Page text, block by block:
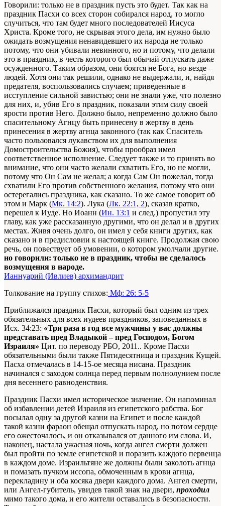
Говорили: только не в праздник пусть это будет. Так как на
праздник Пасхи со всех сторон собирался народ, то могло
случиться, что там будет много последователей Иисуса
Христа. Кроме того, не скрывая этого дела, им нужно было
ожидать возмущения ненавидевшего их народа не только
потому, что они убивали невинного, но и потому, что делали
это в праздник, в честь которого был обычай отпускать даже
осужденного. Таким образом, они боятся не Бога, но везде –
людей. Хотя они так решили, однако не выдержали, и, найдя
предателя, воспользовались случаем; приведенные в
исступление сильной завистью; они не знали уже, что полезно
для них, и, убив Его в праздник, показали этим силу своей
ярости против Него. Должно было, непременно должно было
спасительному Агнцу быть принесену в жертву в день
принесения в жертву агнца законного (так как Спаситель
часто пользовался лукавством их для выполнения
Домостроительства Божия), чтобы прообраз имел
соответственное исполнение. Следует также и то принять во
внимание, что они часто желали схватить Его, но не могли,
потому что Он Сам не желал; а когда Сам Он пожелал, тогда
схватили Его против собственного желания, потому что они
остерегались праздника, как сказано. То же самое говорит об
этом и Марк (Мк. 14:2). Лука (Лк. 22:1, 2), сказав кратко,
перешел к Иуде. Но Иоанн (Ин. 13:1 и след.) пропустил эту
главу, как уже рассказанную другими, что он делал и в других
местах. Живя очень долго, он имел у себя книги других, как
сказано и в предисловии к настоящей книге. Продолжая свою
речь, он повествует об умовении, о котором умолчали другие.
но говорили: только не в праздник, чтобы не сделалось
возмущения в народе.
Ианнуарий (Ивлиев) архимандрит
Толкование на группу стихов: Мф: 26: 5-5
Приближался праздник Пасхи, который был одним из трех
обязательных для всех иудеев праздников, заповеданных в
Исх. 34:23: «Три раза в год все мужчины у вас должны
представать пред Владыкой – пред Господом, Богом
Израиля» Цит. по переводу РБО, 2011.. Кроме Пасхи
обязательными были также Пятидесятница и праздник Кущей.
Пасха отмечалась в 14-15-ое месяца нисана. Праздник
начинался с заходом солнца перед первым полнолунием после
дня весеннего равноденствия.
Праздник Пасхи имел историческое значение. Он напоминал
об избавлении детей Израиля из египетского рабства. Бог
посылал одну за другой казни на Египет и после каждой
такой казни фараон обещал отпускать народ, но потом сердце
его ожесточалось, и он отказывался от данного им слова. И,
наконец, настала ужасная ночь, когда ангел смерти должен
был пройти по земле египетской и поразить каждого первенца
в каждом доме. Израильтяне же должны были заколоть агнца
и помазать пучком иссопа, обмоченным в крови агнца,
перекладину и оба косяка двери каждого дома. Ангел смерти,
или Ангел-губитель, увидев такой знак на двери, проходил
мимо такого дома, и его жители оставались в безопасности.